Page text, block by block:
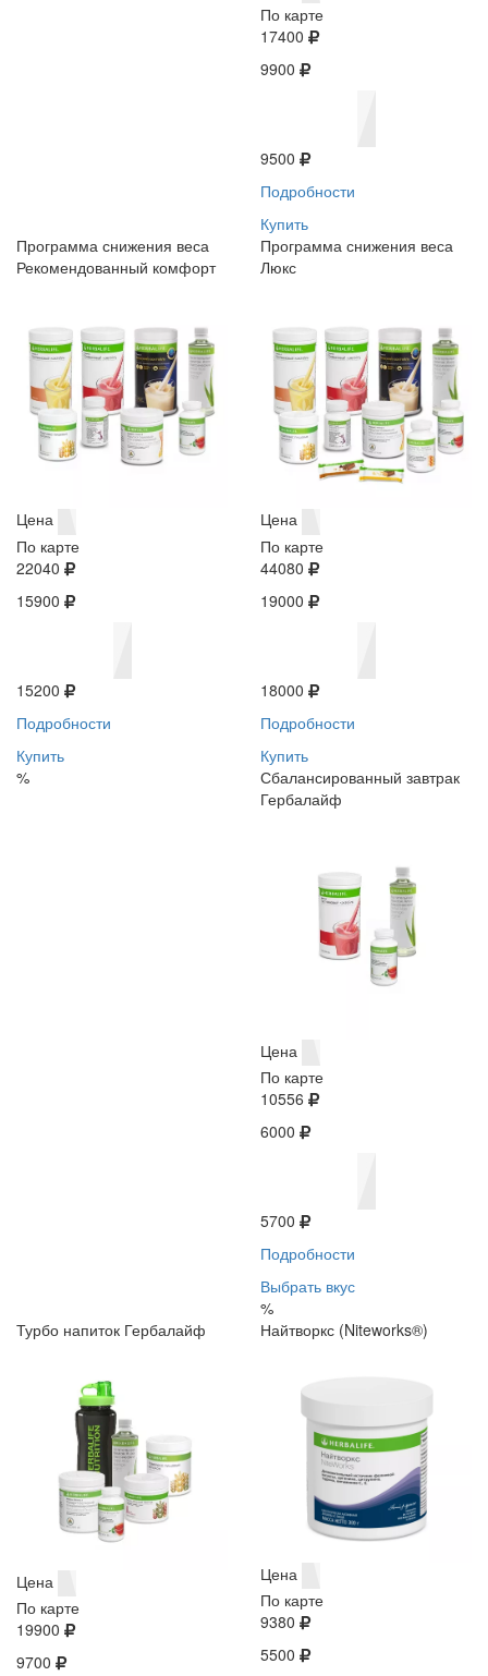
По карте
17400
9900
9500
Подробности
Купить
Программа снижения веса
Рекомендованный комфорт
Цена
По карте
22040
15900
15200
Подробности
Купить
%
Программа снижения веса
Люкс
Цена
По карте
44080
19000
18000
Подробности
Купить
Сбалансированный завтрак
Гербалайф
Цена
По карте
10556
6000
5700
Подробности
Выбрать вкус
%
Турбо напиток Гербалайф
Цена
По карте
19900
9700
Найтворкс (Niteworks®)
Цена
По карте
9380
5500